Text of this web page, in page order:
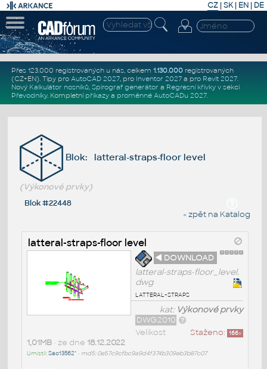
CZ | SK| EN | DE
Přes 123.000 registrovaných u nás, celkem 1.130.000registrovaných
(CZ+EN). Tipy pro AutoCAD 2027, pro Inventor 2027a pro Revit 2027.
Nový Kalkulátor nosníků, Spirograf generátor a Regresní křivkyv sekci
Převodníky. Kompletní příkazya proměnné AutoCADu 2027.
Blok: latteral-straps-floor level
(Výkonové prvky)
Blok #22448
« zpět na Katalog
latteral-straps-floor level
◄ DOWNLOAD
latteral-straps-floor_level.
dwg
latteral-straps
kat: Výkonové prvky
DWG2010
Staženo: 166x
Velikost
1,01MB• ze dne 18.12.2022
Umístil:Sac13562^ • md5: 0e57c9cfbc9a9d4f374b309eb3b87c07